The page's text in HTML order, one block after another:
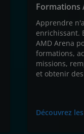
Formations
Apprendre
enrichissant.
AMD Arena
formations,
missions,
et obtenir
Découvrez